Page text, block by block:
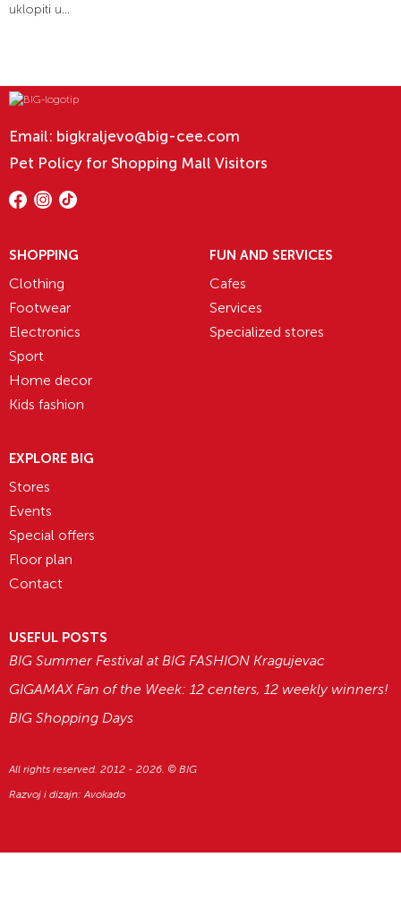
uklopiti u...
Email: bigkraljevo@big-cee.com
Pet Policy for Shopping Mall Visitors
SHOPPING
Clothing
Footwear
Electronics
Sport
Home decor
Kids fashion
FUN AND SERVICES
Cafes
Services
Specialized stores
EXPLORE BIG
Stores
Events
Special offers
Floor plan
Contact
USEFUL POSTS
BIG Summer Festival at BIG FASHION Kragujevac
GIGAMAX Fan of the Week: 12 centers, 12 weekly winners!
BIG Shopping Days
All rights reserved. 2012 - 2026. © BIG
Razvoj i dizajn:Avokado